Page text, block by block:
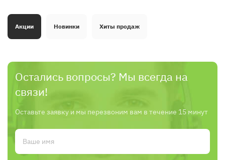
Акции Новинки Хиты продаж
Остались вопросы? Мы всегда на
связи!
Оставьте заявку и мы перезвоним вам в течение 15 минут